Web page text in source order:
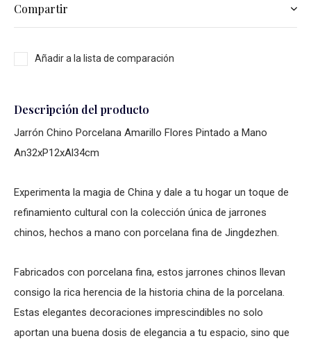
Compartir
Añadir a la lista de comparación
Descripción del producto
Jarrón Chino Porcelana Amarillo Flores Pintado a Mano
An32xP12xAl34cm
Experimenta la magia de China y dale a tu hogar un toque de
refinamiento cultural con la colección única de jarrones
chinos, hechos a mano con porcelana fina de Jingdezhen.
Fabricados con porcelana fina, estos jarrones chinos llevan
consigo la rica herencia de la historia china de la porcelana.
Estas elegantes decoraciones imprescindibles no solo
aportan una buena dosis de elegancia a tu espacio, sino que